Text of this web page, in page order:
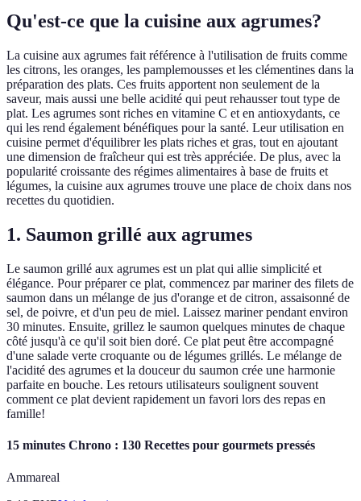
Qu'est-ce que la cuisine aux agrumes?
La cuisine aux agrumes fait référence à l'utilisation de fruits comme
les citrons, les oranges, les pamplemousses et les clémentines dans la
préparation des plats. Ces fruits apportent non seulement de la
saveur, mais aussi une belle acidité qui peut rehausser tout type de
plat. Les agrumes sont riches en vitamine C et en antioxydants, ce
qui les rend également bénéfiques pour la santé. Leur utilisation en
cuisine permet d'équilibrer les plats riches et gras, tout en ajoutant
une dimension de fraîcheur qui est très appréciée. De plus, avec la
popularité croissante des régimes alimentaires à base de fruits et
légumes, la cuisine aux agrumes trouve une place de choix dans nos
recettes du quotidien.
1. Saumon grillé aux agrumes
Le saumon grillé aux agrumes est un plat qui allie simplicité et
élégance. Pour préparer ce plat, commencez par mariner des filets de
saumon dans un mélange de jus d'orange et de citron, assaisonné de
sel, de poivre, et d'un peu de miel. Laissez mariner pendant environ
30 minutes. Ensuite, grillez le saumon quelques minutes de chaque
côté jusqu'à ce qu'il soit bien doré. Ce plat peut être accompagné
d'une salade verte croquante ou de légumes grillés. Le mélange de
l'acidité des agrumes et la douceur du saumon crée une harmonie
parfaite en bouche. Les retours utilisateurs soulignent souvent
comment ce plat devient rapidement un favori lors des repas en
famille!
15 minutes Chrono : 130 Recettes pour gourmets pressés
Ammareal